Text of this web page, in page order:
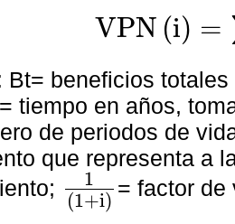
VPN (i) =
VP Ni= ∑Bt- tt 11 +
Bt= beneficios
tiempo en años,
de periodos de
que representa a
1
(1+i)
11+i
= factor de